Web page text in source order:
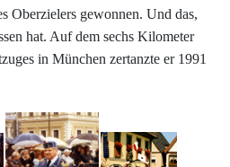
Oberzielers gewonnen. Und das,
hat. Auf dem sechs Kilometer
in München zertanzte er 1991